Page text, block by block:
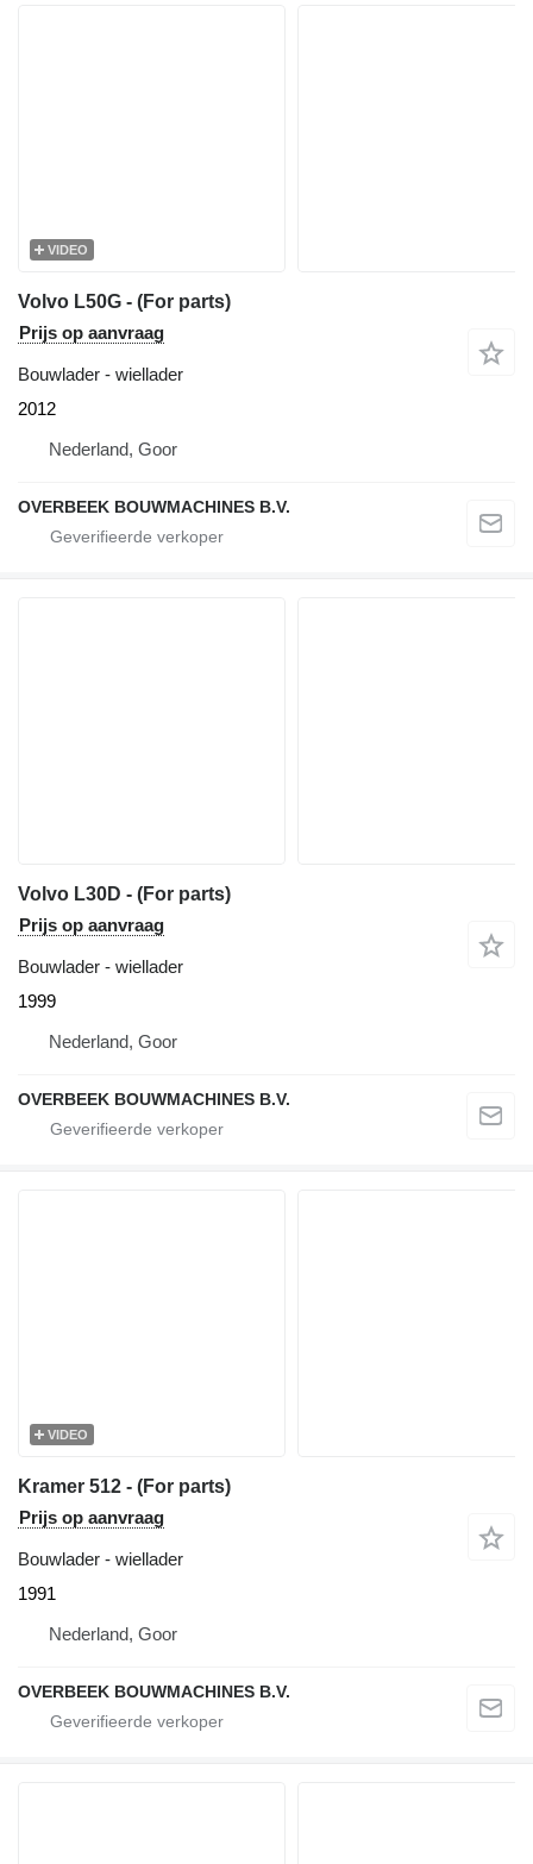
VIDEO
Volvo L50G - (For parts)
Prijs op aanvraag
Bouwlader - wiellader
2012
Nederland, Goor
OVERBEEK BOUWMACHINES B.V.
Volvo L30D - (For parts)
Prijs op aanvraag
Bouwlader - wiellader
1999
Nederland, Goor
OVERBEEK BOUWMACHINES B.V.
VIDEO
Kramer 512 - (For parts)
Prijs op aanvraag
Bouwlader - wiellader
1991
Nederland, Goor
OVERBEEK BOUWMACHINES B.V.